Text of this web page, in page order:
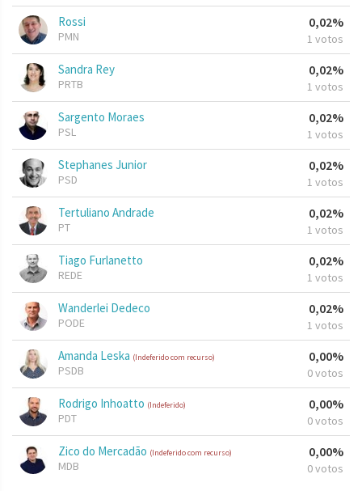
Rossi
PMN
0,02%
1 votos
Sandra Rey
PRTB
0,02%
1 votos
Sargento Moraes
PSL
0,02%
1 votos
Stephanes Junior
PSD
0,02%
1 votos
Tertuliano Andrade
PT
0,02%
1 votos
Tiago Furlanetto
REDE
0,02%
1 votos
Wanderlei Dedeco
PODE
0,02%
1 votos
Amanda Leska (Indeferido com recurso)
PSDB
0,00%
0 votos
Rodrigo Inhoatto (Indeferido)
PDT
0,00%
0 votos
Zico do Mercadão (Indeferido com recurso)
MDB
0,00%
0 votos